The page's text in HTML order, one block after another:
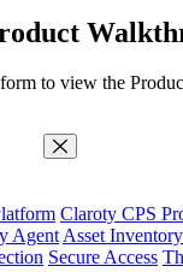
to view the
Close Menu
Claroty CPS
AgentAsset Inventory
Secure Access